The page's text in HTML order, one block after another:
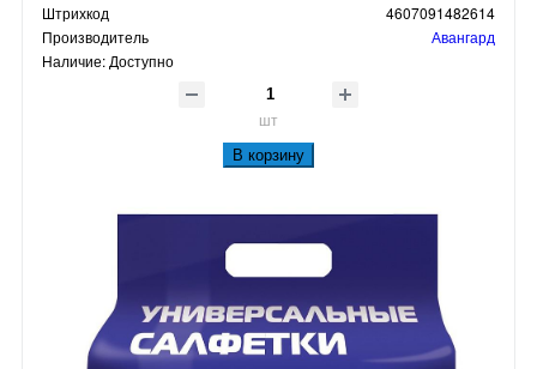
Штрихкод
4607091482614
Производитель
Авангард
Наличие: Доступно
шт
В корзину